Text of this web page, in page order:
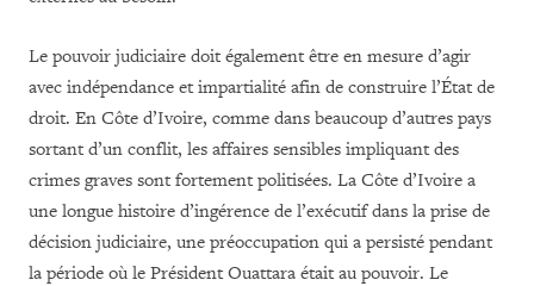
Le pouvoir judiciaire doit également être en mesure d’agir
avec indépendance et impartialité afin de construire l’État de
droit. En Côte d’Ivoire, comme dans beaucoup d’autres pays
sortant d’un conflit, les affaires sensibles impliquant des
crimes graves sont fortement politisées. La Côte d’Ivoire a
une longue histoire d’ingérence de l’exécutif dans la prise de
décision judiciaire, une préoccupation qui a persisté pendant
la période où le Président Ouattara était au pouvoir. Le